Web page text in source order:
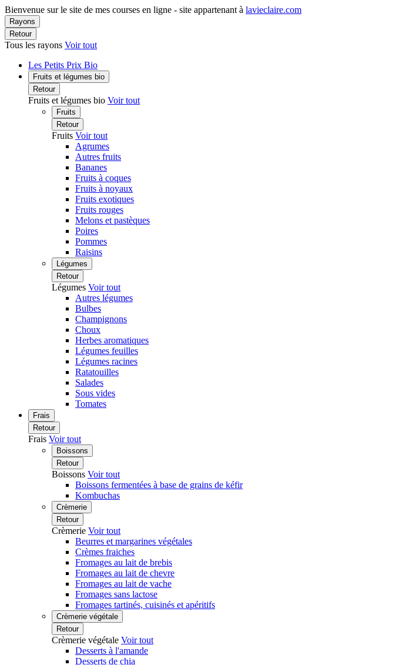
Bienvenue sur le site de mes courses en ligne - site appartenant à lavieclaire.com
Rayons
Retour
Tous les rayons Voir tout
Les Petits Prix Bio
Fruits et légumes bio
Retour
Fruits et légumes bio Voir tout
Fruits
Retour
Fruits Voir tout
Agrumes
Autres fruits
Bananes
Fruits à coques
Fruits à noyaux
Fruits exotiques
Fruits rouges
Melons et pastèques
Poires
Pommes
Raisins
Légumes
Retour
Légumes Voir tout
Autres légumes
Bulbes
Champignons
Choux
Herbes aromatiques
Légumes feuilles
Légumes racines
Ratatouilles
Salades
Sous vides
Tomates
Frais
Retour
Frais Voir tout
Boissons
Retour
Boissons Voir tout
Boissons fermentées à base de grains de kéfir
Kombuchas
Crèmerie
Retour
Crèmerie Voir tout
Beurres et margarines végétales
Crèmes fraiches
Fromages au lait de brebis
Fromages au lait de chevre
Fromages au lait de vache
Fromages sans lactose
Fromages tartinés, cuisinés et apéritifs
Crèmerie végétale
Retour
Crèmerie végétale Voir tout
Desserts à l'amande
Desserts de chia